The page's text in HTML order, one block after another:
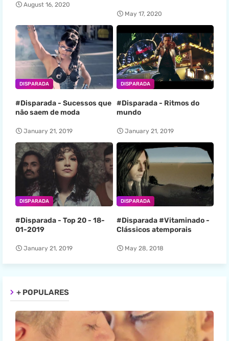
August 16, 2020
May 17, 2020
DISPARADA
#Disparada - Sucessos que
não saem de moda
January 21, 2019
DISPARADA
#Disparada - Ritmos do
mundo
January 21, 2019
DISPARADA
#Disparada - Top 20 - 18-
01-2019
January 21, 2019
DISPARADA
#Disparada #Vitaminado -
Clássicos atemporais
May 28, 2018
+ POPULARES